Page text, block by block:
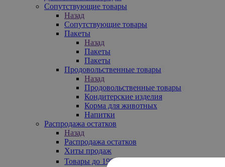
Сопутствующие товары
Назад
Сопутствующие товары
Пакеты
Назад
Пакеты
Пакеты
Продовольственные товары
Назад
Продовольственные товары
Кондитерские изделия
Корма для животных
Напитки
Распродажа остатков
Назад
Распродажа остатков
Хиты продаж
Товары до 199₽